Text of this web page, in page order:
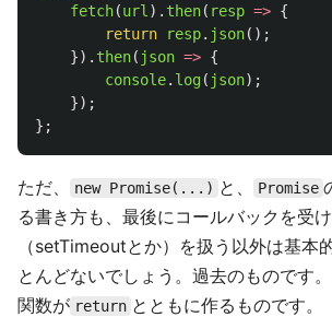
fetch(url ). then( resp => {
return
resp. json();
}). then( json => {
console. log( json);
});
};
ただ、 new Promise(...) と、 Promise
る書き方も、最後にコールバックを受
（setTimeoutとか）を扱う以外は基本
とんどないでしょう。過去のものです。
関数が return とともに作るものです。